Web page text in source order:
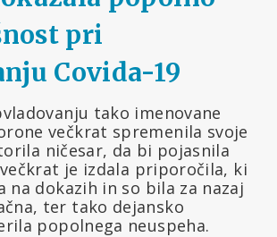
pri
Covida-19
tako imenovane
večkrat spremenila svoje
ničesar, da bi pojasnila
je izdala priporočila, ki
na dokazih in so bila za nazaj
ter tako dejansko
popolnega neuspeha.